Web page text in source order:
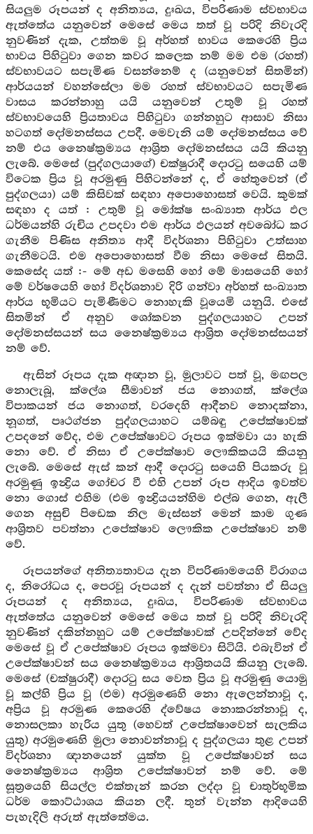
සියලුම රූපයන් ද අනිත්‍යය, දුඃඛය, විපරිණාම ස්වභාවය
ඇත්තේය යනුවෙන් මෙසේ මෙය තත් වූ පරිදි නිවැරදි
නුවණින් දැක, උත්තම වූ අර්හත් භාවය කෙරෙහි ප්‍රිය
භාවය පිහිටුවා ගෙන කවර කලෙක නම් මම එම (රහත්)
ස්වභාවයට සපැමිණ වසන්නෙම් ද (යනුවෙන් සිතමින්)
ආර්යයන් වහන්සේලා මම රහත් ස්වභාවයට සපැමිණ
වාසය කරන්නාහු යයි යනුවෙන් උතුම් වූ රහත්
ස්වභාවයෙහි ප්‍රියතාවය පිහිටුවා ගන්නහුට ආසාව නිසා
හටගත් දෝමනස්සය උපදී. මෙවැනි යම් දෝමනස්සය වේ
නම් එය නෛෂ්ක්‍රම්‍යය ආශ්‍රිත දෝමනස්සය යයි කියනු
ලැබේ. මෙසේ (පුද්ගලයාගේ) චක්ෂුරාදී දොරටු සයෙහි යම්
විටෙක ප්‍රිය වූ අරමුණු පිහිටන්නේ ද, ඒ හේතුවෙන් (ඒ
පුද්ගලයා) යම් කිසිවක් සඳහා අපොහොසත් වෙයි. කුමක්
සඳහා ද යත් : උතුම් වූ මෝක්ෂ සංඛ්‍යාත ආර්ය ඵල
ධර්මයන්හි රුචිය උපදවා එම ආර්ය ඵලයන් අවබෝධ කර
ගැනීම පිණිස අනිත්‍ය ආදී විදර්ශනා පිහිටුවා උත්සාහ
ගැනීමටයි. එම අපොහොසත් වීම නිසා මෙසේ සිතයි.
කෙසේද යත් :- මේ අඩ මසෙහි හෝ මේ මාසයෙහි හෝ
මේ වර්ෂයෙහි හෝ විදර්ශනාව දිරි ගන්වා අර්හත් සංඛ්‍යාත
ආර්ය භූමියට පැමිණීමට නොහැකි වූයෙමි යනුයි. එසේ
සිතමින් ඒ අනුව ශෝකවන පුද්ගලයාහට උපන්
දෝමනස්සයන් සය නෛෂ්ක්‍රම්‍යය ආශ්‍රිත දෝමනස්සයන්
නම් වේ.
ඇසින් රූපය දැක අඥාන වූ, මුලාවට පත් වූ, මඟපල
නොලැබූ, ක්ලේශ සීමාවන් ජය නොගත්, ක්ලේශ
විපාකයන් ජය නොගත්, වරදෙහි ආදීනව නොදක්නා,
නූගත්, පෘථග්ජන පුද්ගලයාහට යම්බඳු උපේක්ෂාවක්
උපදනේ වේද, එම උපේක්ෂාවට රූපය ඉක්මවා යා හැකි
නො වේ. ඒ නිසා ඒ උපේක්ෂාව ලෞකිකයයි කියනු
ලැබේ. මෙසේ ඇස් කන් ආදී දොරටු සයෙහි පියකරු වූ
අරමුණු ඉන්‍ද්‍රිය ගෝචර වී එහි උපන් රූප ආදිය ඉවත්ව
නො ගොස් එහිම (එම ඉන්‍ද්‍රියයන්හිම එල්බ ගෙන, ඇලී
ගෙන අසුචි පිඩෙක නිල මැස්සන් මෙන් කාම ගුණ
ආශ්‍රිතව පවත්නා උපේක්ෂාව ලෞකික උපේක්ෂාව නම්
වේ.
රූපයන්ගේ අනිත්‍යතාවය දැන විපරිණාමයෙහි විරාගය
ද, නිරෝධය ද, පෙරවූ රූපයන් ද දැන් පවත්නා ඒ සියලු
රූපයන් ද අනිත්‍යය, දුඃඛය, විපරිණාම ස්වභාවය
ඇත්තේය යනුවෙන් මෙසේ මෙය තත් වූ පරිදි නිවැරදි
නුවණින් දකින්නහුට යම් උපේක්ෂාවක් උපදින්නේ වේද
මෙසේ වූ ඒ උපේක්ෂාව රූපය ඉක්මවා සිටියි. එබැවින් ඒ
උපේක්ෂාවන් සය නෛෂ්ක්‍රම්‍යය ආශ්‍රිතයයි කියනු ලැබේ.
මෙසේ (චක්ෂුරාදී) දොරටු සය වෙත ප්‍රිය වූ අරමුණු යොමු
වූ කල්හි ප්‍රිය වූ (එම) අරමුණෙහි නො ඇලෙන්නාවූ ද,
අප්‍රිය වූ අරමුණ කෙරෙහි ද්වේෂය නොකරන්නාවූ ද,
නොසලකා හැරිය යුතු (හෙවත් උපේක්ෂාවෙන් සැලකිය
යුතු) අරමුණෙහි මුලා නොවන්නාවූ ද පුද්ගලයා තුළ උපන්
විදර්ශනා ඥානයෙන් යුක්ත වූ උපේක්ෂාවන් සය
නෛෂ්ක්‍රම්‍යය ආශ්‍රිත උපේක්ෂාවන් නම් වේ. මේ
සූත්‍රයෙහි සියල්ල එක්තැන් කරන ලද්දා වූ චාතුර්භූමික
ධර්ම කොට්ඨාශය කියන ලදී. තුන් වැන්න ආදියෙහි
පැහැදිලි අරුත් ඇත්තේමය.